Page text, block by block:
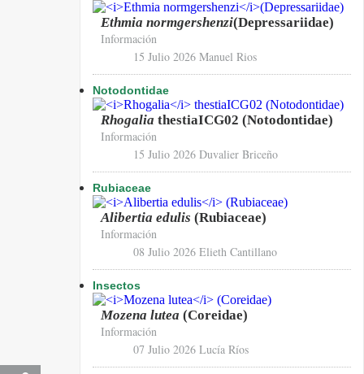
Ethmia normgershenzi(Depressariidae)
Información
15 Julio 2026 Manuel Rios
Notodontidae
Rhogalia thestiaICG02 (Notodontidae)
Información
15 Julio 2026 Duvalier Briceño
Rubiaceae
Alibertia edulis (Rubiaceae)
Información
08 Julio 2026 Elieth Cantillano
Insectos
Mozena lutea (Coreidae)
Información
07 Julio 2026 Lucía Ríos